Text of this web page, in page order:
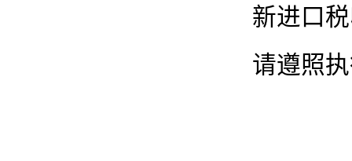
新进口
请遵照